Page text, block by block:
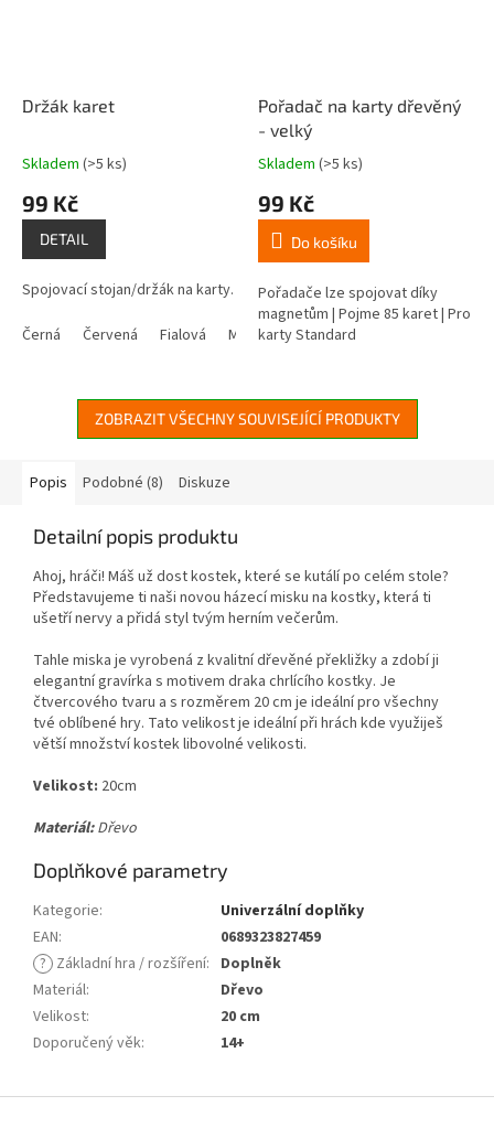
Držák karet
Průměrné
produktu
5
Skladem (>5 ks)
99 Kč
DETAIL
Spojovací stojan/držák na karty.
Černá Červená Fialová Modrá Oranžová
Pořadač na karty dřevěný
- velký
Průměrné
produktu
4,8
5
hvězdiček.
Skladem (>5 ks)
99 Kč
Do košíku
Pořadače lze spojovat díky
magnetům | Pojme 85 karet | Pro
karty Standard
ZOBRAZIT VŠECHNY SOUVISEJÍCÍ PRODUKTY
Popis Podobné (8) Diskuze
Detailní popis produktu
Ahoj, hráči! Máš už dost kostek, které se kutálí po celém stole?
Představujeme ti naši novou házecí misku na kostky, která ti
ušetří nervy a přidá styl tvým herním večerům.
Tahle miska je vyrobená z kvalitní dřevěné překližky a zdobí ji
elegantní gravírka s motivem draka chrlícího kostky. Je
čtvercového tvaru a s rozměrem 20 cm je ideální pro všechny
tvé oblíbené hry. Tato velikost je ideální při hrách kde využiješ
větší množství kostek libovolné velikosti.
Velikost: 20cm
Materiál:Dřevo
Doplňkové parametry
Kategorie:
Univerzální doplňky
EAN:
0689323827459
? Základní hra / rozšíření: Doplněk
Materiál:
Dřevo
Velikost:
20 cm
Doporučený věk: 14+